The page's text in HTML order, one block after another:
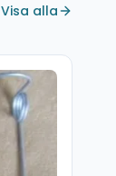
Visa alla